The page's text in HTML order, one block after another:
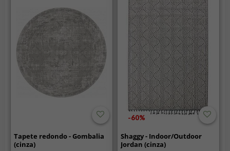
Tapete redondo - Gombalia
(cinza)
-60%
Shaggy - Indoor/Outdoor
Jordan (cinza)